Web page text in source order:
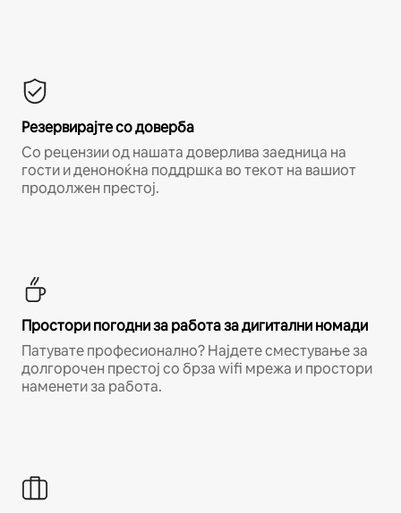
Резервирајте со доверба
Со рецензии од нашата доверлива заедница на
гости и деноноќна поддршка во текот на вашиот
продолжен престој.
Простори погодни за работа за дигитални номади
Патувате професионално? Најдете сместување за
долгорочен престој со брза wifi мрежа и простори
наменети за работа.